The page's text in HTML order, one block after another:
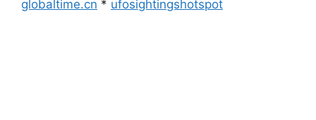
globaltime.cn * ufosightingshotspot